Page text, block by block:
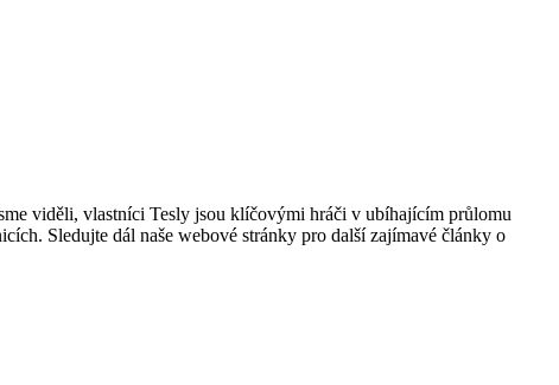
viděli, vlastníci Tesly jsou klíčovými hráči v ubíhajícím průlomu
Sledujte dál naše webové stránky pro další zajímavé články o